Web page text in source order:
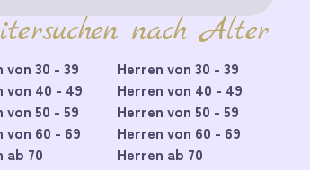
nach Alter
von 30 - 39
von 40 - 49
von 50 - 59
von 60 - 69
ab 70
Herren von 30 - 39
Herren von 40 - 49
Herren von 50 - 59
Herren von 60 - 69
Herren ab 70